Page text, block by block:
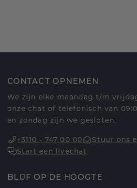
CONTACT OPNEMEN
We zijn elke maandag t/m
onze chat of telefonisch van
en zondag zijn we gesloten.
+3110 - 747 00 00
Stuur ons
Start een livechat
BLIJF OP DE HOOGTE